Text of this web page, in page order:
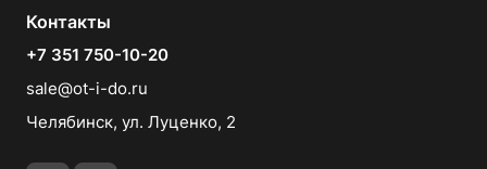
Контакты
+7 351 750-10-20
sale@ot-i-do.ru
Челябинск, ул. Луценко, 2